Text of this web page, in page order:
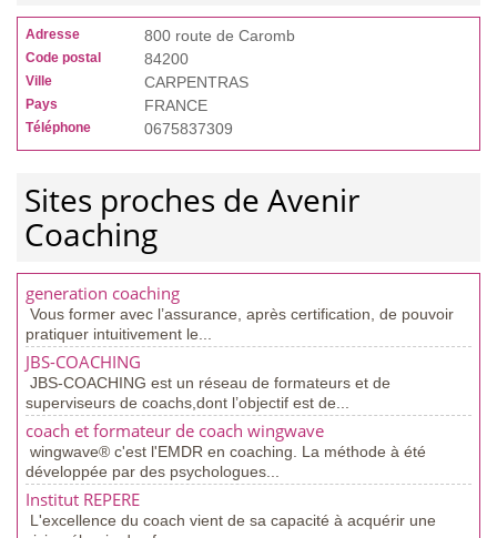
Adresse 800 route de Caromb
Code postal 84200
Ville CARPENTRAS
Pays FRANCE
Téléphone 0675837309
Sites proches de Avenir
Coaching
generation coaching
Vous former avec l’assurance, après certification, de pouvoir
pratiquer intuitivement le...
JBS-COACHING
JBS-COACHING est un réseau de formateurs et de
superviseurs de coachs,dont l’objectif est de...
coach et formateur de coach wingwave
wingwave® c'est l'EMDR en coaching. La méthode à été
développée par des psychologues...
Institut REPERE
L'excellence du coach vient de sa capacité à acquérir une